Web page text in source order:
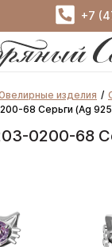
+7
изделия
68 Серьги (Ag
0200-68